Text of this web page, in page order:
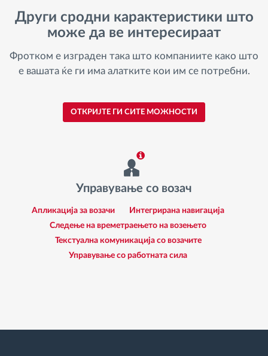
Други сродни карактеристики што
може да ве интересираат
Фротком е изграден така што компаниите како што
е вашата ќе ги има алатките кои им се потребни.
ОТКРИЈТЕ ГИ СИТЕ МОЖНОСТИ
Управување со возач
Апликација за возачи
Интегрирана навигација
Следење на времетраењето на возењето
Текстуална комуникација со возачите
Управување со работната сила